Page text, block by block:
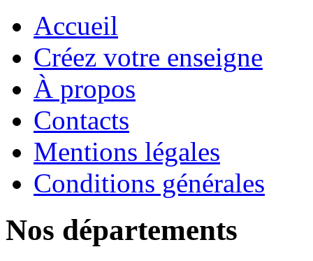
Accueil
Créez votre enseigne
À propos
Contacts
Mentions légales
Conditions générales
Nos départements